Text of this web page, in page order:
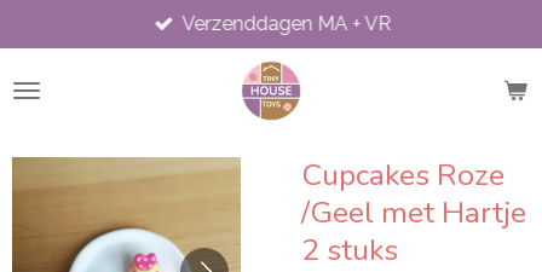
direct
naar
Verzenddagen MA + VR
Cupcakes Roze
/Geel met Hartje
2 stuks